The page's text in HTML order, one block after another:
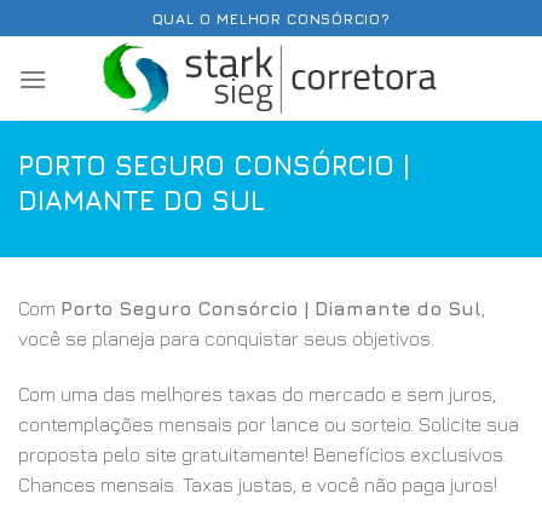
content
QUAL O MELHOR CONSÓRCIO?
PORTO SEGURO CONSÓRCIO |
DIAMANTE DO SUL
Com Porto Seguro Consórcio | Diamante do Sul
você se planeja para conquistar seus objetivos.
Com uma das melhores taxas do mercado e sem juros,
contemplações mensais por lance ou sorteio. Solicite sua
proposta pelo site gratuitamente! Benefícios exclusivos.
Chances mensais. Taxas justas, e você não paga juros!